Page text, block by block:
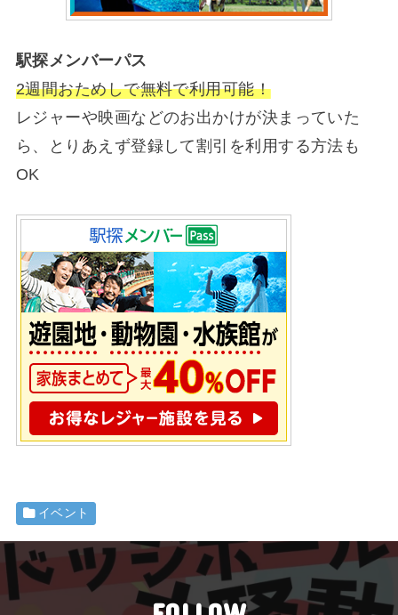
駅探メンバーパス
2週間おためしで無料で利用可能！
レジャーや映画などのお出かけが決まっていた
ら、とりあえず登録して割引を利用する方法も
OK
イベント